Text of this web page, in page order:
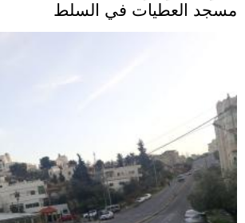
مسجد العطيات في السلط